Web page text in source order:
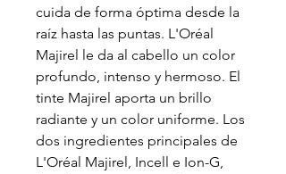
cuida de forma óptima desde la
raíz hasta las puntas. L'Oréal
Majirel le da al cabello un color
profundo, intenso y hermoso. El
tinte Majirel aporta un brillo
radiante y un color uniforme. Los
dos ingredientes principales de
L'Oréal Majirel, Incell e Ion-G,